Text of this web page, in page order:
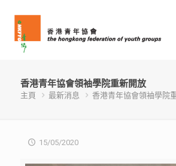
香港青年協會領袖學院重新開放
主頁 最新消息 香港青年協會領袖學院
15/05/2020